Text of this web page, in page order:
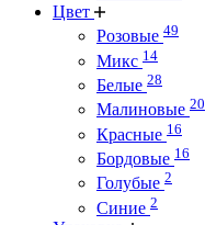
Цвет
Розовые 49
Микс 14
Белые 28
Малиновые 20
Красные 16
Бордовые 16
Голубые 2
Синие 2